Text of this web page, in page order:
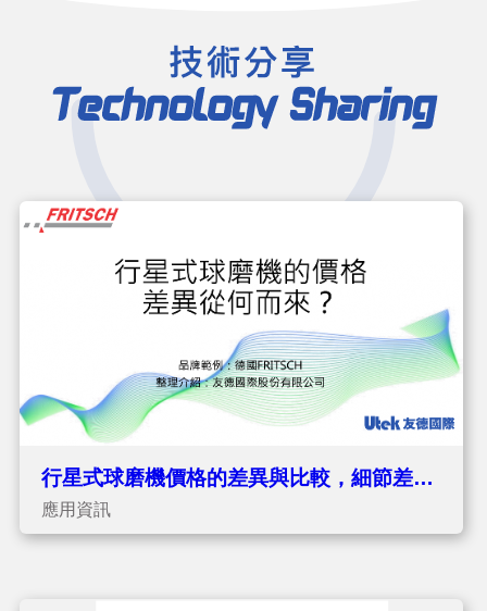
行星式球磨機價格的差異與比較，細節差異
一次看清！
應用資訊